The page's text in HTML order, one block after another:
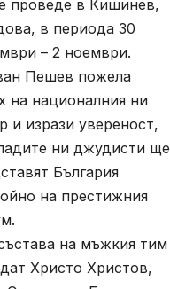
проведе в Кишинев,
в периода 30
– 2 ноември.
Пешев пожела
на националния ни
и изрази увереност,
ни джудисти ще
България
на престижния
на мъжкия тим
Христо Христов,